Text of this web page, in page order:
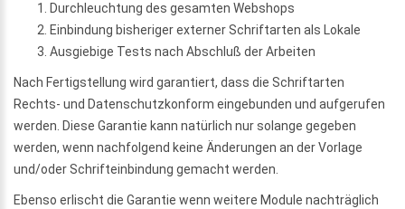
Durchleuchtung des gesamten Webshops
Einbindung bisheriger externer Schriftarten als Lokale
Ausgiebige Tests nach Abschluß der Arbeiten
Nach Fertigstellung wird garantiert, dass die Schriftarten
Rechts- und Datenschutzkonform eingebunden und aufgerufen
werden. Diese Garantie kann natürlich nur solange gegeben
werden, wenn nachfolgend keine Änderungen an der Vorlage
und/oder Schrifteinbindung gemacht werden.
Ebenso erlischt die Garantie wenn weitere Module nachträglich